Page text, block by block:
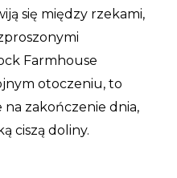
się między rzekami,
Farmhouse
otoczeniu, to
na zakończenie dnia,
ciszą doliny.